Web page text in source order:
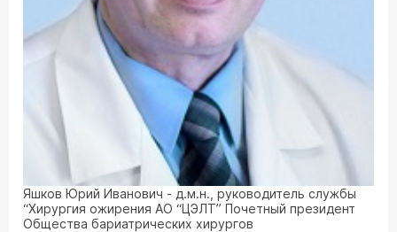
Яшков Юрий Иванович - д.м.н., руководитель службы
“Хирургия ожирения АО “ЦЭЛТ” Почетный президент
Общества бариатрических хирургов